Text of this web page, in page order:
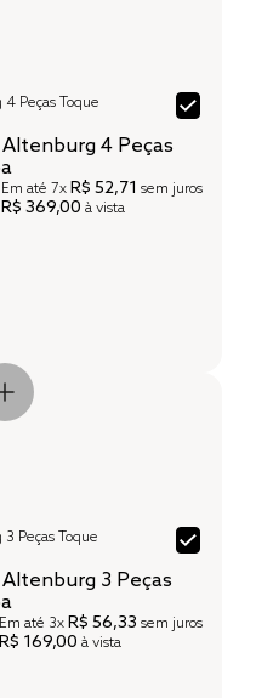
Peças Toque
Em até 7x R$ 52,71 sem juros
R$ 369,00 à vista
Peças Toque
Em até 3x R$ 56,33 sem juros
R$ 169,00 à vista